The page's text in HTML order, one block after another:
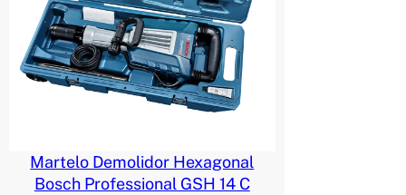
Martelo Demolidor Hexagonal
Bosch Professional GSH 14 C